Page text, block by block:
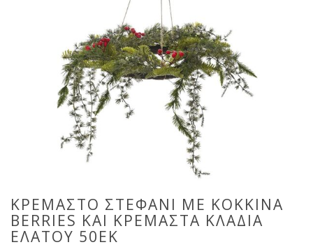
ΚΡΕΜΑΣΤΟ ΣΤΕΦΑΝΙ ΜΕ ΚΟΚΚΙΝΑ
BERRIES ΚΑΙ ΚΡΕΜΑΣΤΑ ΚΛΑΔΙΑ
ΕΛΑΤΟΥ 50ΕΚ